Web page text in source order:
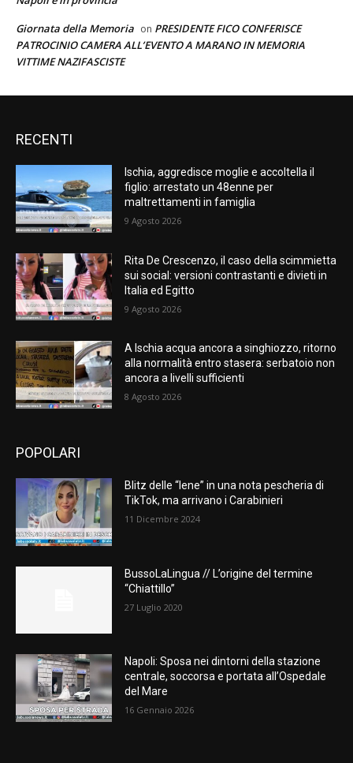
Giornata della Memoria on PRESIDENTE FICO CONFERISCE
PATROCINIO CAMERA ALL’EVENTO A MARANO IN MEMORIA
VITTIME NAZIFASCISTE
RECENTI
Ischia, aggredisce moglie e accoltella il
figlio: arrestato un 48enne per
maltrettamenti in famiglia
9 Agosto 2026
Rita De Crescenzo, il caso della scimmietta
sui social: versioni contrastanti e divieti in
Italia ed Egitto
9 Agosto 2026
A Ischia acqua ancora a singhiozzo, ritorno
alla normalità entro stasera: serbatoio non
ancora a livelli sufficienti
8 Agosto 2026
POPOLARI
Blitz delle “Iene” in una nota pescheria di
TikTok, ma arrivano i Carabinieri
11 Dicembre 2024
BussoLaLingua // L’origine del termine
“Chiattillo”
27 Luglio 2020
Napoli: Sposa nei dintorni della stazione
centrale, soccorsa e portata all’Ospedale
del Mare
16 Gennaio 2026